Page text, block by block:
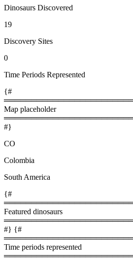
Dinosaurs Discovered
19
Discovery Sites
0
Time Periods Represented
{#
Map placeholder
#}
CO
Colombia
South America
{#
Featured dinosaurs
#} {#
Time periods represented